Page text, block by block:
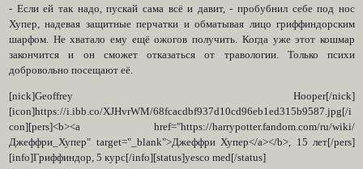
- Если ей так надо, пускай сама всё и давит, - пробубнил себе под нос
Хупер, надевая защитные перчатки и обматывая лицо гриффиндорским
шарфом. Не хватало ему ещё ожогов получить. Когда уже этот кошмар
закончится и он сможет отказаться от травологии. Только психи
добровольно посещают её.
[nick]Geoffrey Hooper[/nick]
[icon]https://i.ibb.co/XJHvrWM/68fcacdbf937d10cd96eb1ed315b9587.jpg[/i
con][pers]<b><a href="https://harrypotter.fandom.com/ru/wiki/
Джеффри_Хупер" target="_blank">Джеффри Хупер</a></b>, 15 лет[/pers]
[info]Гриффиндор, 5 курс[/info][status]yesco med[/status]